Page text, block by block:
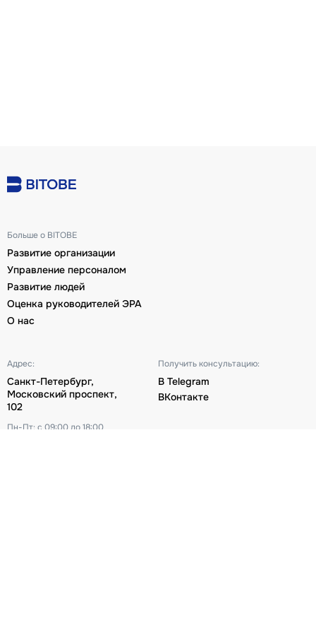
Больше о BITOBE
Развитие организации
Управление персоналом
Развитие людей
Оценка руководителей ЭРА
О нас
Адрес:
Санкт-Петербург,
Московский проспект,
102
Пн-Пт: с 09:00 до 18:00
Получить консультацию:
В Telegram
ВКонтакте